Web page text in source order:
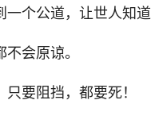
个公道，让世人知
会原谅。
要阻挡，都要死！